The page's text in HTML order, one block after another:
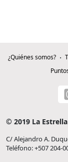
¿Quiénes somos?
© 2019 La
C/ Alejandro A.
Teléfono: +507 204-